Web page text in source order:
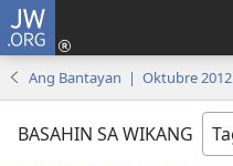
JW.ORG
Ang Bantayan | Oktubre 2012
BASAHIN SA WIKANG